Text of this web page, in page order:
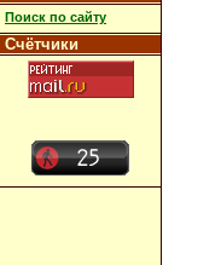
Поиск по сайту
Счётчики